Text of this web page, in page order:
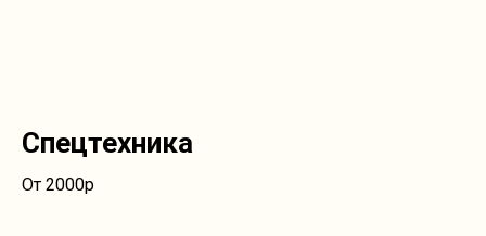
Спецтехника
От 2000р